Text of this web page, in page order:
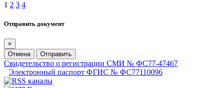
1 2 3 4
Отправить документ
×
Отмена
Отправить
Свидетельство о регистрации СМИ № ФС77-47467
Электронный паспорт ФГИС № ФС77110096